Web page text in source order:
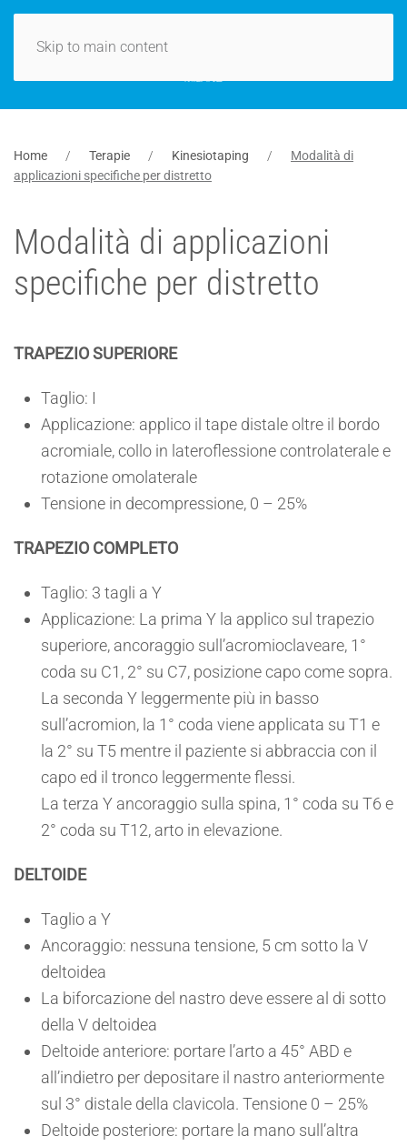
Skip to main content
Home Terapie Kinesiotaping
Modalità di
applicazioni specifiche per distretto
Modalità di applicazioni
specifiche per distretto
TRAPEZIO SUPERIORE
Taglio: I
Applicazione: applico il tape distale oltre il bordo
acromiale, collo in lateroflessione controlaterale e
rotazione omolaterale
Tensione in decompressione, 0 – 25%
TRAPEZIO COMPLETO
Taglio: 3 tagli a Y
Applicazione: La prima Y la applico sul trapezio
superiore, ancoraggio sull’acromioclaveare, 1°
coda su C1, 2° su C7, posizione capo come sopra.
La seconda Y leggermente più in basso
sull’acromion, la 1° coda viene applicata su T1 e
la 2° su T5 mentre il paziente si abbraccia con il
capo ed il tronco leggermente flessi.
La terza Y ancoraggio sulla spina, 1° coda su T6 e
2° coda su T12, arto in elevazione.
DELTOIDE
Taglio a Y
Ancoraggio: nessuna tensione, 5 cm sotto la V
deltoidea
La biforcazione del nastro deve essere al di sotto
della V deltoidea
Deltoide anteriore: portare l’arto a 45° ABD e
all’indietro per depositare il nastro anteriormente
sul 3° distale della clavicola. Tensione 0 – 25%
Deltoide posteriore: portare la mano sull’altra